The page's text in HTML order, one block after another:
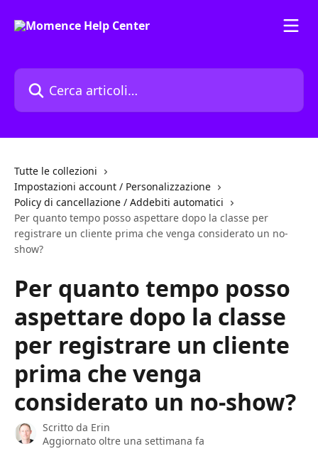
Cerca articoli…
Tutte le collezioni
Impostazioni account / Personalizzazione
Policy di cancellazione / Addebiti automatici
Per quanto tempo posso aspettare dopo la classe per
registrare un cliente prima che venga considerato un no-
show?
Per quanto tempo posso
aspettare dopo la classe
per registrare un cliente
prima che venga
considerato un no-show?
Scritto da Erin
Aggiornato oltre una settimana fa